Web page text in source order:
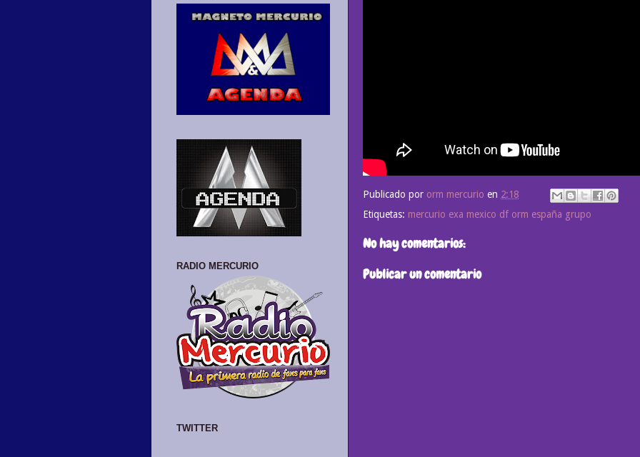
Publicado por orm mercurio en 2:18
Etiquetas: mercurio exa mexico df orm españa grupo
No hay comentarios:
Publicar un comentario
RADIO MERCURIO
TWITTER